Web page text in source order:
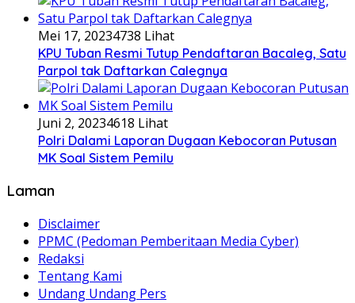
Mei 17, 20234738 Lihat
KPU Tuban Resmi Tutup Pendaftaran Bacaleg, Satu
Parpol tak Daftarkan Calegnya
Juni 2, 20234618 Lihat
Polri Dalami Laporan Dugaan Kebocoran Putusan
MK Soal Sistem Pemilu
Laman
Disclaimer
PPMC (Pedoman Pemberitaan Media Cyber)
Redaksi
Tentang Kami
Undang Undang Pers